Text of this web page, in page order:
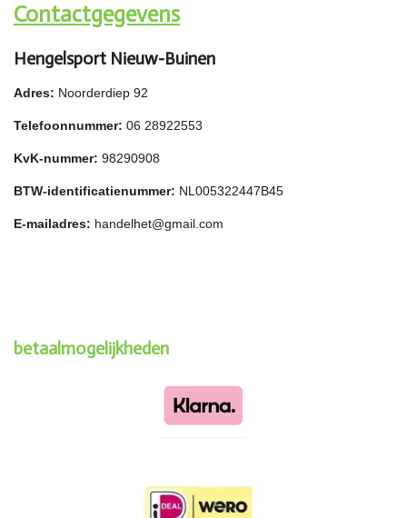
Contactgegevens
Hengelsport Nieuw-Buinen
Adres: Noorderdiep 92
Telefoonnummer: 06 28922553
KvK-nummer: 98290908
BTW-identificatienummer: NL005322447B45
E-mailadres: handelhet@gmail.com
betaalmogelijkheden